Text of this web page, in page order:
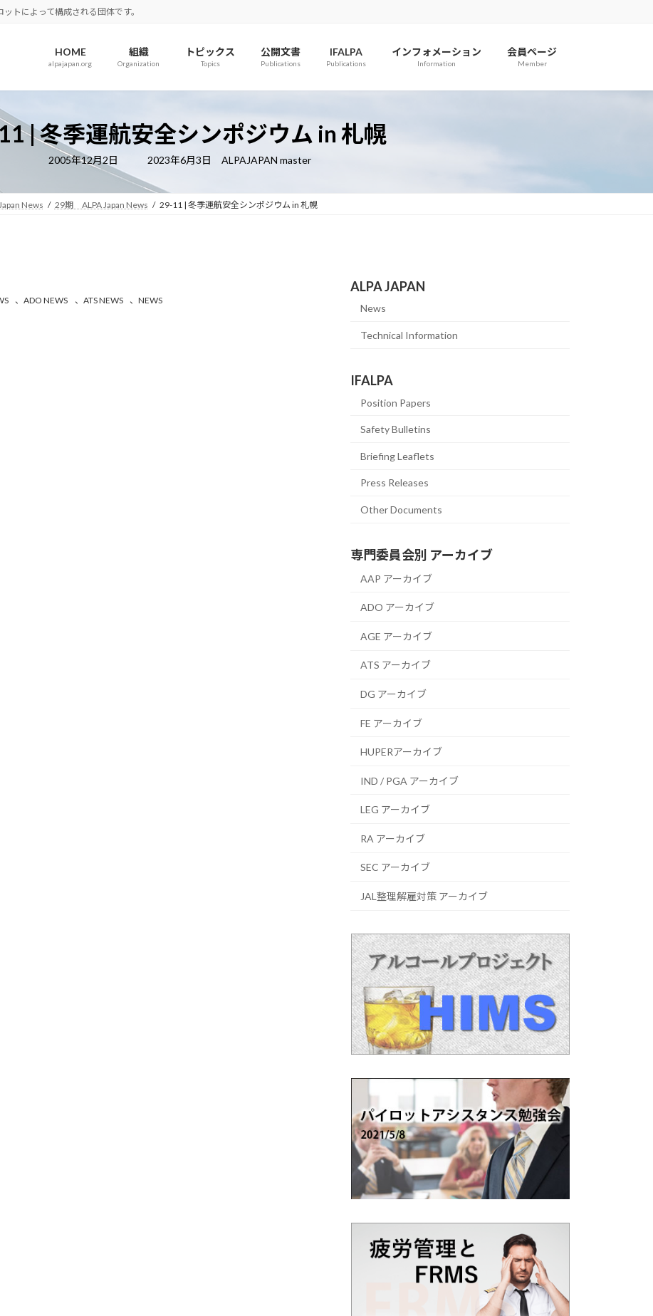
トによって構成される団体です。
HOME
alpajapan.org
組織
Organization
トピックス
Topics
公開文書
Publications
IFALPA
Publications
インフォメーション
Information
会員ページ
Member
| 冬季運航安全シンポジウム in 札幌
2005年12月2日
最
新
日
時
2023年6月3日 ALPAJAPAN master
News 29期 ALPA Japan News 29-11 | 冬季運航安全シンポジウム in 札幌
、ADO NEWS 、 ATS NEWS 、NEWS
ALPA JAPAN
News
Technical Information
IFALPA
Position Papers
Safety Bulletins
Briefing Leaflets
Press Releases
Other Documents
専門委員会別 アーカイブ
AAP アーカイブ
ADO アーカイブ
AGE アーカイブ
ATS アーカイブ
DG アーカイブ
FE アーカイブ
HUPERアーカイブ
IND / PGA アーカイブ
LEG アーカイブ
RA アーカイブ
SEC アーカイブ
JAL整理解雇対策 アーカイブ